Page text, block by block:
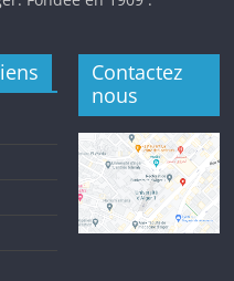
Contactez
nous